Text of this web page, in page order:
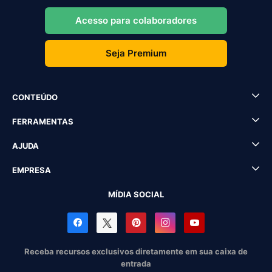
Acesso para colaboradores
Seja Premium
CONTEÚDO
FERRAMENTAS
AJUDA
EMPRESA
MÍDIA SOCIAL
Receba recursos exclusivos diretamente em sua caixa de
entrada